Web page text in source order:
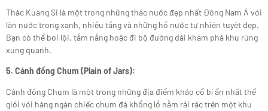
Thác Kuang Si là một trong những thác nước đẹp nhất Đông Nam Á với
làn nước trong xanh, nhiều tầng và những hồ nước tự nhiên tuyệt đẹp.
Bạn có thể bơi lội, tắm nắng hoặc đi bộ đường dài khám phá khu rừng
xung quanh.
5. Cánh đồng Chum (Plain of Jars):
Cánh đồng Chum là một trong những địa điểm khảo cổ bí ẩn nhất thế
giới với hàng ngàn chiếc chum đá khổng lồ nằm rải rác trên một khu